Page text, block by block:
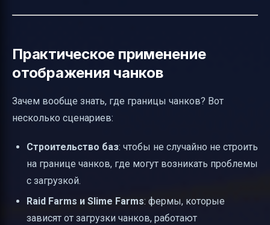
Практическое применение
отображения чанков
Зачем вообще знать, где границы чанков? Вот
несколько сценариев:
Строительство баз: чтобы не случайно не строить
на границе чанков, где могут возникать проблемы
с загрузкой.
Raid Farms и Slime Farms: фермы, которые
зависят от загрузки чанков, работают